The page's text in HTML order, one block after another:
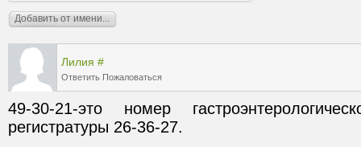
Лилия #
Ответить Пожаловаться
49-30-21-это номер
регистратуры 26-36-27.